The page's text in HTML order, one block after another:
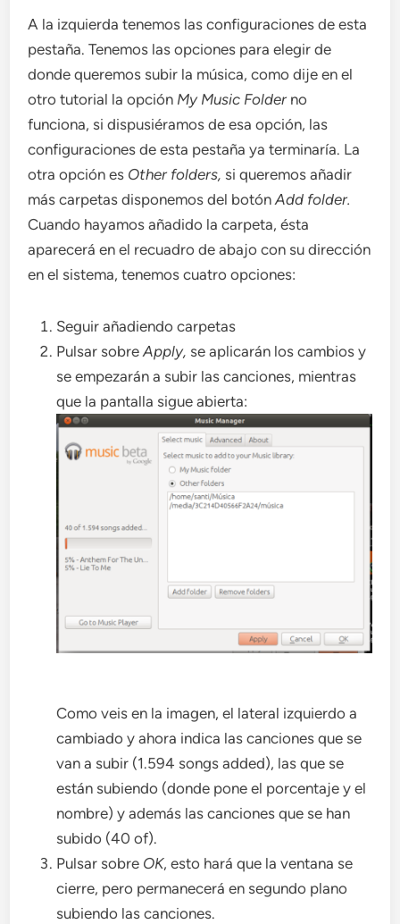
A la izquierda tenemos las configuraciones de esta
pestaña. Tenemos las opciones para elegir de
donde queremos subir la música, como dije en el
otro tutorial la opción My Music Folder no
funciona, si dispusiéramos de esa opción, las
configuraciones de esta pestaña ya terminaría. La
otra opción es Other folders, si queremos añadir
más carpetas disponemos del botónAdd folder.
Cuando hayamos añadido la carpeta, ésta
aparecerá en el recuadro de abajo con su dirección
en el sistema, tenemos cuatro opciones:
Seguir añadiendo carpetas
Pulsar sobreApply, se aplicarán los cambios y
se empezarán a subir las canciones, mientras
que la pantalla sigue abierta:
Como veis en la imagen, el lateral izquierdo a
cambiado y ahora indica las canciones que se
van a subir (1.594 songs added), las que se
están subiendo (donde pone el porcentaje y el
nombre) y además las canciones que se han
subido (40 of).
Pulsar sobre OK, esto hará que la ventana se
cierre, pero permanecerá en segundo plano
subiendo las canciones.